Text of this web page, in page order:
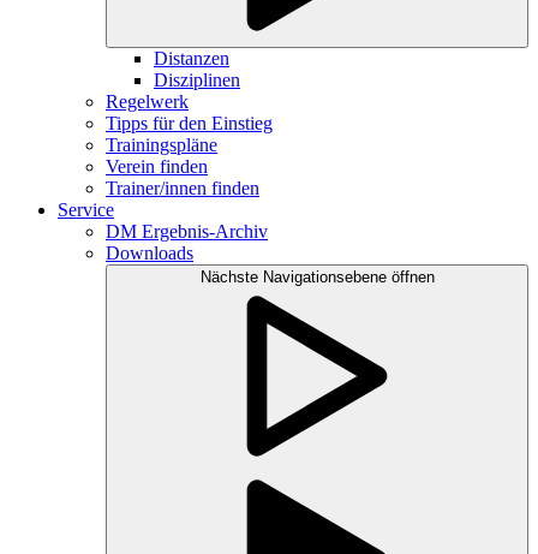
Distanzen
Disziplinen
Regelwerk
Tipps für den Einstieg
Trainingspläne
Verein finden
Trainer/innen finden
Service
DM Ergebnis-Archiv
Downloads
Nächste Navigationsebene öffnen